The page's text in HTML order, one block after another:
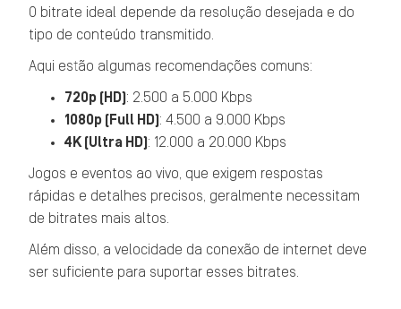
O bitrate ideal depende da resolução desejada e do
tipo de conteúdo transmitido.
Aqui estão algumas recomendações comuns:
720p (HD) : 2.500 a 5.000 Kbps
1080p (Full HD) : 4.500 a 9.000 Kbps
4K (Ultra HD) : 12.000 a 20.000 Kbps
Jogos e eventos ao vivo, que exigem respostas
rápidas e detalhes precisos, geralmente necessitam
de bitrates mais altos.
Além disso, a velocidade da conexão de internet deve
ser suficiente para suportar esses bitrates.